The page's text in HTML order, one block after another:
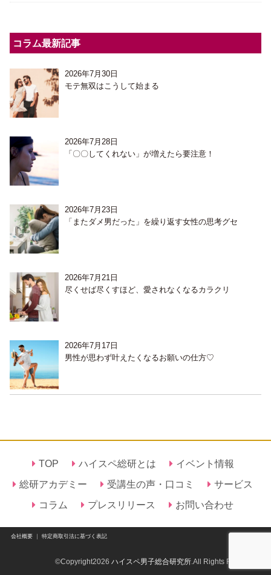
コラム最新記事
2026年7月30日
モテ無双はこうして始まる
2026年7月28日
「〇〇してくれない」が増えたら要注意！
2026年7月23日
「またダメ男だった」を繰り返す女性の思考グセ
2026年7月21日
尽くせば尽くすほど、愛されなくなるカラクリ
2026年7月17日
男性が思わず叶えたくなるお願いの仕方♡
TOP ハイスペ総研とは
イベント情報
総研アカデミー
受講生の声・口コミ
サービス
コラム
プレスリリース お問い合わせ
会社概要｜ 特定商取引法に基づく表記
©Copyright2026ハイスペ男子総合研究所 .All Rights Reserved.